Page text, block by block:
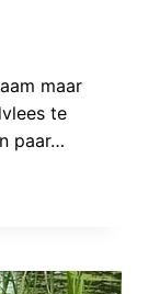
maar
te
paar…